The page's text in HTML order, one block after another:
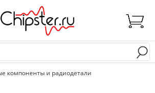
название города..
компоненты и радиодетали